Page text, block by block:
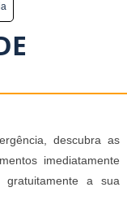
descubra as
imediatamente
gratuitamente a sua